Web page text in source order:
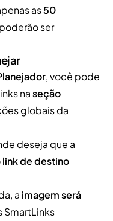
as50
poderão ser
, você pode
naseção
globais da
deseja que a
link de destino
a imagem será
SmartLinks